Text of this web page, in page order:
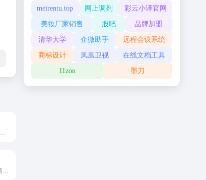
meirentu.top 网上调剂 彩云小译官网
美妆厂家销售 股吧 品牌加盟
清华大学 企微助手 远程会议系统
商标设计 凤凰卫视 在线文档工具
11zon 墨刀